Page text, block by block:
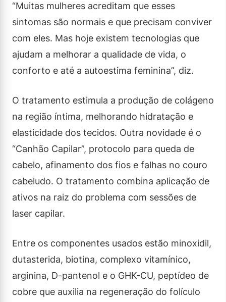
“Muitas mulheres acreditam que esses
sintomas são normais e que precisam conviver
com eles. Mas hoje existem tecnologias que
ajudam a melhorar a qualidade de vida, o
conforto e até a autoestima feminina”, diz.
O tratamento estimula a produção de colágeno
na região íntima, melhorando hidratação e
elasticidade dos tecidos. Outra novidade é o
“Canhão Capilar”, protocolo para queda de
cabelo, afinamento dos fios e falhas no couro
cabeludo. O tratamento combina aplicação de
ativos na raiz do problema com sessões de
laser capilar.
Entre os componentes usados estão minoxidil,
dutasterida, biotina, complexo vitamínico,
arginina, D-pantenol e o GHK-CU, peptídeo de
cobre que auxilia na regeneração do folículo